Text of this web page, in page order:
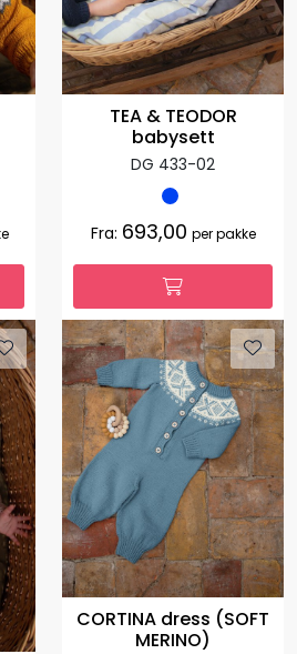
TEA & TEODOR
babysett
DG 433-02
Fra: 693,00 per pakke
CORTINA dress (SOFT
MERINO)